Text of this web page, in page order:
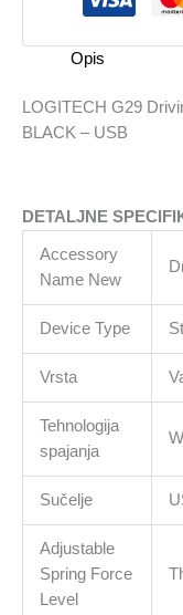
PC/PS
BLACK
-
Opis
LOGITECH G29
BLACK – USB
DETALJNE
Accessory
Name New
Device Type
Vrsta
Tehnologija
spajanja
Sučelje
Adjustable
Spring Force
Level